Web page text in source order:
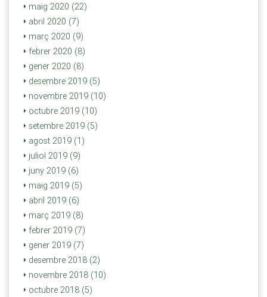
maig 2020 (22)
abril 2020 (7)
març 2020 (9)
febrer 2020 (8)
gener 2020 (8)
desembre 2019 (5)
novembre 2019 (10)
octubre 2019 (10)
setembre 2019 (5)
agost 2019 (1)
juliol 2019 (9)
juny 2019 (6)
maig 2019 (5)
abril 2019 (6)
març 2019 (8)
febrer 2019 (7)
gener 2019 (7)
desembre 2018 (2)
novembre 2018 (10)
octubre 2018 (5)